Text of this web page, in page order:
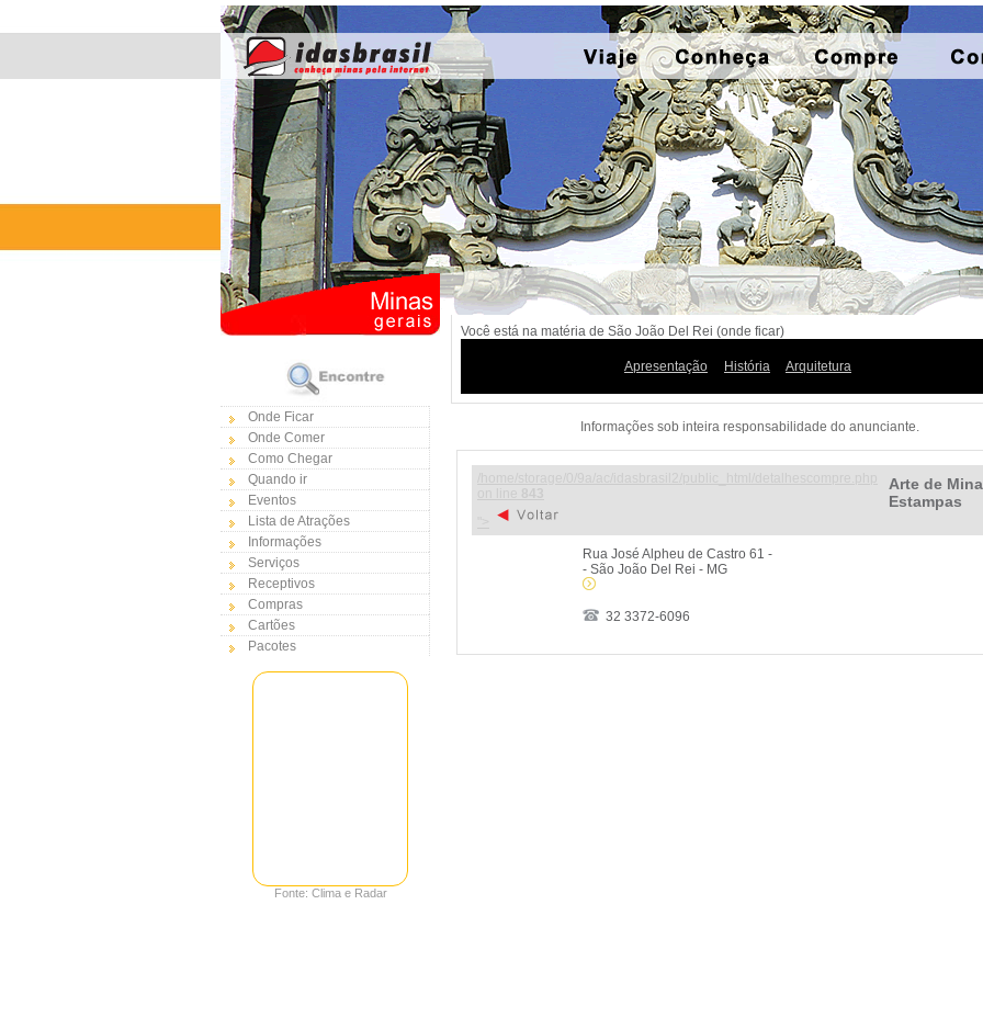
Onde Ficar
Onde Comer
Como Chegar
Quando ir
Eventos
Lista de Atrações
Informações
Serviços
Receptivos
Compras
Cartões
Pacotes
Fonte: Clima e Radar
Você está na matéria de São João Del Rei (onde ficar)
Apresentação História Arquitetura
Informações sob inteira responsabilidade do anunciante.
Arte de
Estampas
Rua José Alpheu de Castro 61 -
- São João Del Rei - MG
32 3372-6096